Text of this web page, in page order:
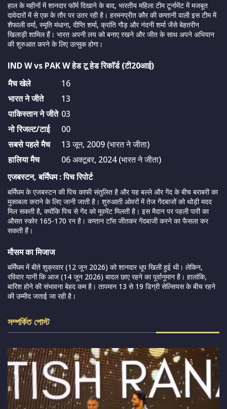
हाल के महीनों में शानदार फॉर्म दिखाने के बाद, भारतीय महिला टीम टूर्नामेंट में मजबूत
दावेदारों में से एक के तौर पर उतर रही है। हरमनप्रीत कौर की कप्तानी वाली इस टीम में
शैफाली वर्मा, स्मृति मंधाना, दीप्ति शर्मा, क्रांति गौड़ और नंदनी शर्मा जैसे बेहतरीन
खिलाड़ी शामिल हैं। भारत अपनी लय को बनाए रखने और जीत के साथ अपने अभियान
की शुरुआत करने के लिए उत्सुक होगा।
IND W vs PAK W हेड टू हेड रिकाॅर्ड (टी20आई)
मैच खेले
16
भारत ने जीते
13
पाकिस्तान ने जीते 03
नो रिजल्ट/टाई
00
सबसे पहले मैच
13 जून, 2009 (भारत ने जीता)
हालिया मैच
06 अक्टूबर, 2024 (भारत ने जीता)
एजबस्टन, बर्मिंघम : पिच रिपोर्ट
बर्मिंघम के एजबस्टन की पिच काफी संतुलित है और यह बल्ले और गेंद के बीच बराबरी का
मुकाबला कराने के लिए जानी जाती है। शुरुआती ओवरों में तेज गेंदबाजों को थोड़ी मदद
मिल सकती है, क्योंकि पिच से गेंद को मूवमेंट मिलती है। इस मैदान पर पहली पारी का
औसत स्कोर 165-170 रन है। कप्तान टाॅस जीतकर गेंदबाजी करने का फैसला कर
सकती हैं।
मौसम का मिजाज
बर्मिंघम में बीते शुक्रवार (12 जून 2026) को शानदार धूप खिली हुई थी। लेकिन,
रविवार यानी कि आज (14 जून 2026) बादल छाए रहने का पूर्वानुमान है। हालांकि,
बारिश होने की संभावना बेहद कम है। तापमान 13 से 19 डिग्री सेल्सियस के बीच रहने
की उम्मीद जताई जा रही है।
সম্পর্কিত পোস্ট